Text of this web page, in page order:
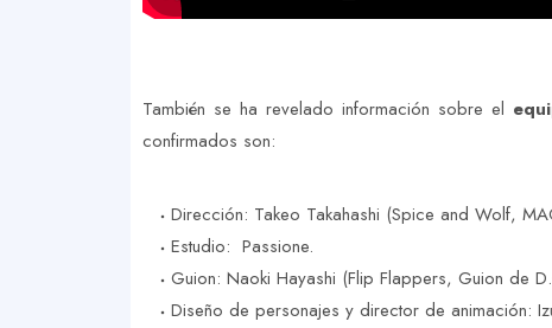
También se ha revelado información sobre el
confirmados son:
Dirección: Takeo Takahashi (Spice and Wolf,
Estudio: Passione.
Guion: Naoki Hayashi (Flip Flappers, Guion de
Diseño de personajes y director de animación: